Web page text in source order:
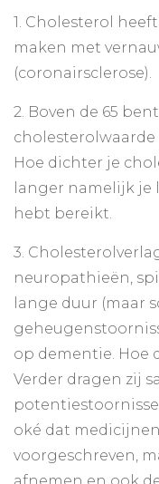
1. Cholesterol
maken met
(coronairsclerose).
2. Boven de 65
cholesterolwaarde
Hoe dichter je
langer namelijk je
hebt bereikt.
3.
neuropathieën,
lange duur (maar
op dementie. Hoe
Verder dragen zij
oké dat
voorgeschreven,
afnemen en ook